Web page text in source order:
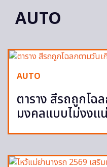
AUTO
AUTO
ตาราง สีรถถูกโฉ
มงคลแบบไม่งงแ